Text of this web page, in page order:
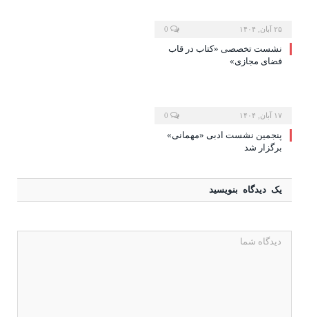
۲۵ آبان, ۱۴۰۴
نشست تخصصی «کتاب در قاب
فضای مجازی»
۱۷ آبان, ۱۴۰۴
پنجمین نشست ادبی «مهمانی»
برگزار شد
یک دیدگاه بنویسید